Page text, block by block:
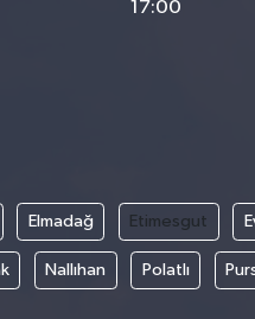
17:00
Elmadağ Etimesgut
Nallıhan Polatlı